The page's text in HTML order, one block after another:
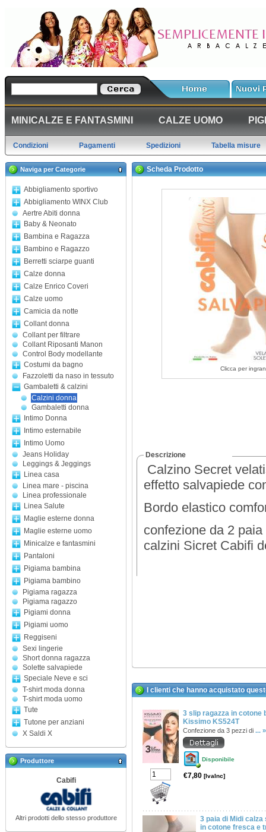
MINICALZE E FANTASMINI CALZE UOMO
Condizioni Pagamenti Spedizioni Tabella misure
Naviga per Categorie
Abbigliamento sportivo
Abbigliamento WINX Club
Aertre Abiti donna
Baby & Neonato
Bambina e Ragazza
Bambino e Ragazzo
Berretti sciarpe guanti
Calze donna
Calze Enrico Coveri
Calze uomo
Camicia da notte
Collant donna
Collant per filtrare
Collant Riposanti Manon
Control Body modellante
Costumi da bagno
Fazzoletti da naso in tessuto
Gambaletti & calzini
Calzini donna
Gambaletti donna
Intimo Donna
Intimo esternabile
Intimo Uomo
Jeans Holiday
Leggings & Jeggings
Linea casa
Linea mare - piscina
Linea professionale
Linea Salute
Maglie esterne donna
Maglie esterne uomo
Minicalze e fantasmini
Pantaloni
Pigiama bambina
Pigiama bambino
Pigiama ragazza
Pigiama ragazzo
Pigiami donna
Pigiami uomo
Reggiseni
Sexi lingerie
Short donna ragazza
Solette salvapiede
Speciale Neve e sci
T-shirt moda donna
T-shirt moda uomo
Tute
Tutone per anziani
X Saldi X
Produttore
Cabifi
Altri prodotti dello stesso produttore
Scheda Prodotto
Clicca per
Descrizione
Calzino Secret
effetto salvapiede
Bordo elastico
confezione da 2
calzini Sicret Cabifi
I clienti che hanno acquistato
3 slip ragazza in cotone
Kissimo KS524T
Confezione da 3 pezzi di ... »
Disponibile
€7,80 [IvaInc]
3 paia di Midi
in cotone fresca e